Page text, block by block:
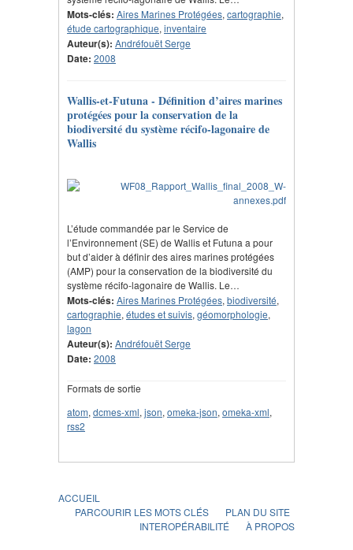
Mots-clés: Aires Marines Protégées, cartographie,
étude cartographique, inventaire
Auteur(s): Andréfouët Serge
Date: 2008
Wallis-et-Futuna - Définition d’aires marines
protégées pour la conservation de la
biodiversité du système récifo-lagonaire de
Wallis
L’étude commandée par le Service de
l’Environnement (SE) de Wallis et Futuna a pour
but d’aider à définir des aires marines protégées
(AMP) pour la conservation de la biodiversité du
système récifo-lagonaire de Wallis. Le…
Mots-clés: Aires Marines Protégées, biodiversité,
cartographie, études et suivis, géomorphologie,
lagon
Auteur(s): Andréfouët Serge
Date: 2008
Formats de sortie
atom, dcmes-xml, json, omeka-json, omeka-xml,
rss2
ACCUEIL
PARCOURIR LES MOTS CLÉS
PLAN DU SITE
INTEROPÉRABILITÉ
À PROPOS